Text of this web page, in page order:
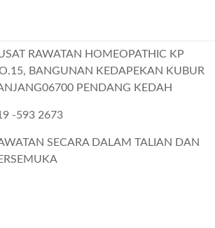
RAWATAN HOMEOPATHIC KP
BANGUNAN KEDAPEKAN KUBUR
PENDANG KEDAH
-593 2673
SECARA DALAM TALIAN DAN